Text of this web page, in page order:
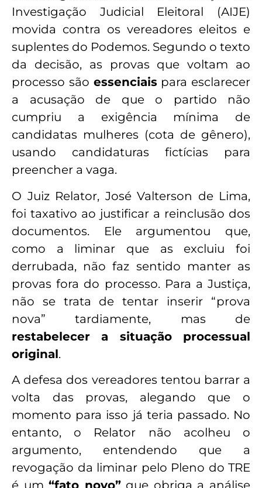
Investigação Judicial Eleitoral (AIJE)
movida contra os vereadores eleitos e
suplentes do Podemos. Segundo o texto
da decisão, as provas que voltam ao
processo são essenciais para esclarecer
a acusação de que o partido não
cumpriu a exigência mínima de
candidatas mulheres (cota de gênero),
usando candidaturas fictícias para
preencher a vaga.
O Juiz Relator, José Valterson de Lima,
foi taxativo ao justificar a reinclusão dos
documentos. Ele argumentou que,
como a liminar que as excluiu foi
derrubada, não faz sentido manter as
provas fora do processo. Para a Justiça,
não se trata de tentar inserir “prova
nova” tardiamente, mas de
restabelecer a situação processual
original.
A defesa dos vereadores tentou barrar a
volta das provas, alegando que o
momento para isso já teria passado. No
entanto, o Relator não acolheu o
argumento, entendendo que a
revogação da liminar pelo Pleno do TRE